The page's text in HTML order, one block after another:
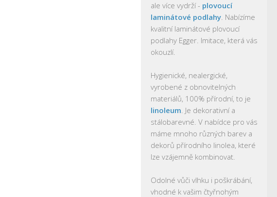
ale více vydrží - plovoucí
laminátové podlahy. Nabízíme
kvalitní laminátové plovoucí
podlahy Egger. Imitace, která vás
okouzlí.
Hygienické, nealergické,
vyrobené z obnovitelných
materiálů, 100% přírodní, to je
linoleum. Je dekorativní a
stálobarevné. V nabídce pro vás
máme mnoho různých barev a
dekorů přírodního linolea, které
lze vzájemně kombinovat.
Odolné vůči vlhku i poškrábání,
vhodné k vašim čtyřnohým